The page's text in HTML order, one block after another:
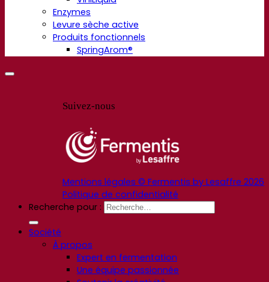
Enzymes
Levure sèche active
Produits fonctionnels
SpringArom®
Suivez-nous
Mentions légales © Fermentis by Lesaffre 2026
Politique de confidentialité
Recherche pour :
Société
À propos
Expert en fermentation
Une équipe passionnée